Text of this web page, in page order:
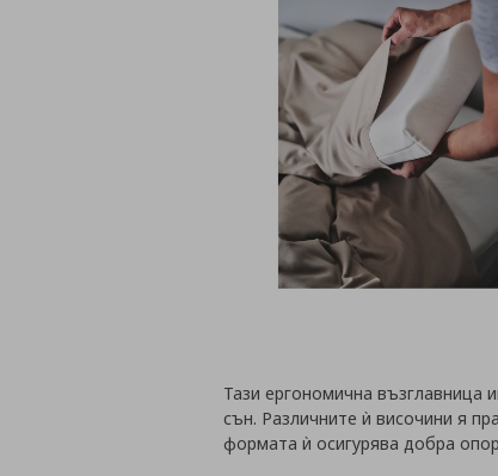
Тази ергономична
сън. Различните ѝ височини я
формата ѝ осигурява добра